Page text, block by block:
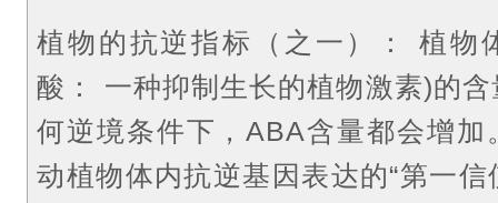
植物的抗逆指标（之一）： 植物
酸： 一种抑制生长的植物激素)的
何逆境条件下，ABA含量都会增
动植物体内抗逆基因表达的“第一信